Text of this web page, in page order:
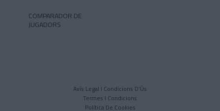
COMPARADOR DE
JUGADORS
Avís Legal I Condicions D'Ús
Termes I Condicions
Política De Cookies